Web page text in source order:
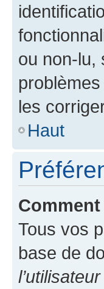
ou non-lu,
les
Haut
Tous vos
base de
l’utilisateur